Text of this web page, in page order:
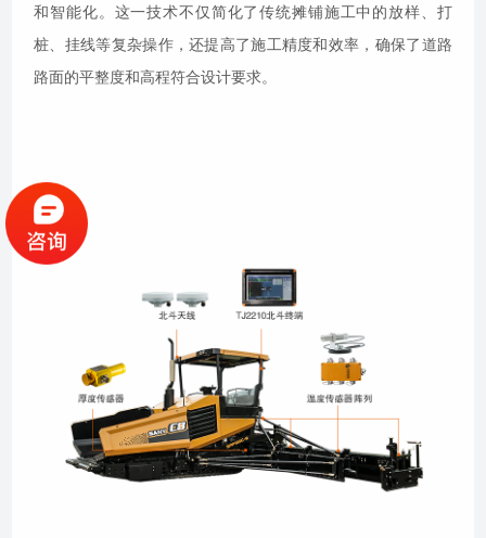
和智能化。这一技术不仅简化了传统摊铺施工中的放样、打
桩、挂线等复杂操作，还提高了施工精度和效率，确保了道路
路面的平整度和高程符合设计要求。